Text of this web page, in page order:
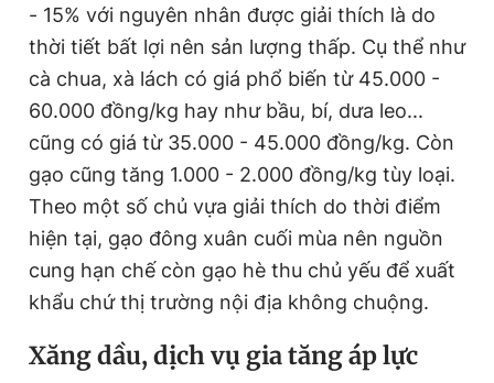
- 15% với nguyên nhân được giải thích là do
thời tiết bất lợi nên sản lượng thấp. Cụ thể như
cà chua, xà lách có giá phổ biến từ 45.000 -
60.000 đồng/kg hay như bầu, bí, dưa leo...
cũng có giá từ 35.000 - 45.000 đồng/kg. Còn
gạo cũng tăng 1.000 - 2.000 đồng/kg tùy loại.
Theo một số chủ vựa giải thích do thời điểm
hiện tại, gạo đông xuân cuối mùa nên nguồn
cung hạn chế còn gạo hè thu chủ yếu để xuất
khẩu chứ thị trường nội địa không chuộng.
Xăng dầu, dịch vụ gia tăng áp lực